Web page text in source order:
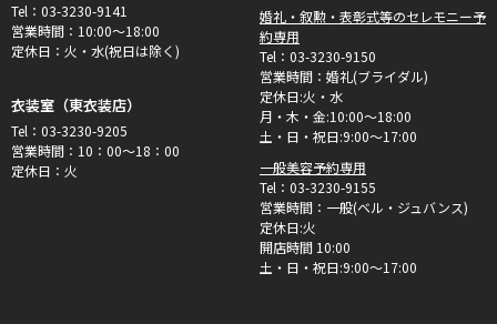
Tel：03-3230-9141
営業時間：10:00～18:00
定休日：火・水(祝日は除く)
衣装室（東衣装店）
Tel：03-3230-9205
営業時間：10：00～18：00
定休日：火
婚礼・叙勲・表彰式等のセレモニー予
約専用
Tel：03-3230-9150
営業時間：婚礼(ブライダル)
定休日:火・水
月・木・金:10:00〜18:00
土・日・祝日:9:00〜17:00
一般美容予約専用
Tel：03-3230-9155
営業時間：一般(ベル・ジュバンス)
定休日:火
開店時間 10:00
土・日・祝日:9:00〜17:00